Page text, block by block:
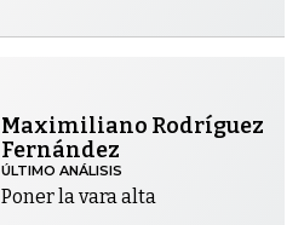
Maximiliano Rodríguez
Fernández
ÚLTIMO ANÁLISIS
Poner la vara alta